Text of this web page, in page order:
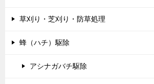
草刈り・芝刈り・防草処理
蜂（ハチ）駆除
アシナガバチ駆除